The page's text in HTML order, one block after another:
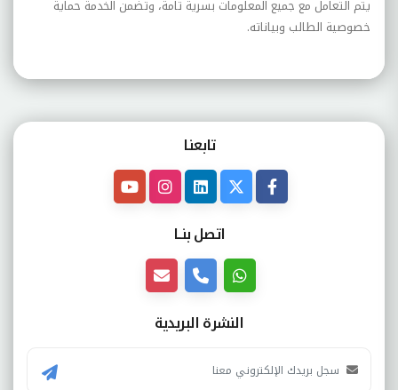
يتم التعامل مع جميع المعلومات بسرية تامة، وتضمن الخدمة حماية
خصوصية الطالب وبياناته.
تابعنـا
اتصل بنــا
النشرة البريدية